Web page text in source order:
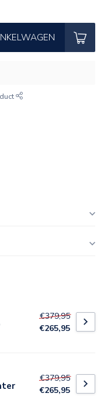
€379,95
€265,95
€379,95
€265,95